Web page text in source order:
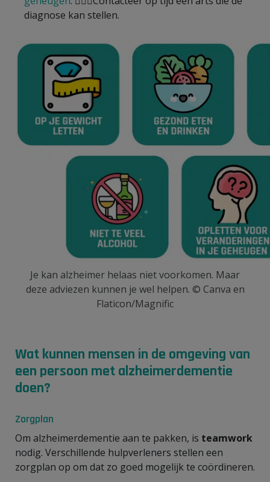
diagnose kan stellen.
Je kan alzheimer helaas niet voorkomen. Maar
deze adviezen kunnen je wel helpen. © Canva en
Flaticon/Magnific
Wat kunnen mensen in de omgeving van
een persoon met alzheimerdementie
doen?
Zorgplan
Om alzheimerdementie aan te pakken, is teamwork
nodig. Verschillende hulpverleners stellen een
zorgplan op om dat zo goed mogelijk te coördineren.